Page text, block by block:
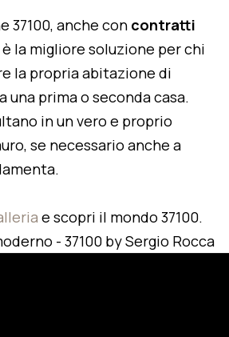
37100, anche con contratti
è la migliore soluzione per chi
la propria abitazione di
una prima o seconda casa.
in un vero e proprio
se necessario anche a
e scopri il mondo 37100.